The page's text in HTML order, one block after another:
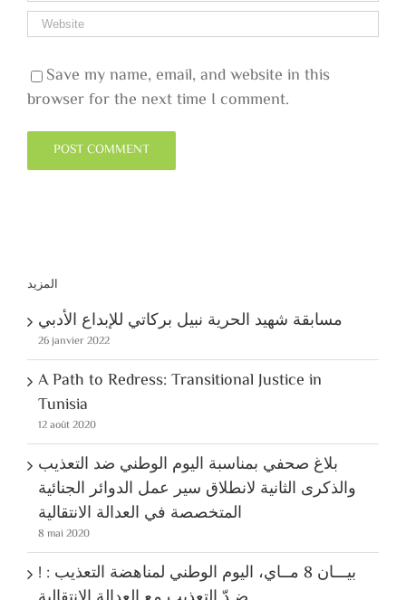
Save my name, email, and website in this
browser for the next time I comment.
المزيد
مسابقة شهيد الحرية نبيل بركاتي للإبداع الأدبي
26 janvier 2022
A Path to Redress: Transitional Justice in
Tunisia
12 août 2020
بلاغ صحفي بمناسبة اليوم الوطني ضد التعذيب
والذكرى الثانية لانطلاق سير عمل الدوائر الجنائية
المتخصصة في العدالة الانتقالية
8 mai 2020
! بيـــان 8 مــاي، اليوم الوطني لمناهضة التعذيب :